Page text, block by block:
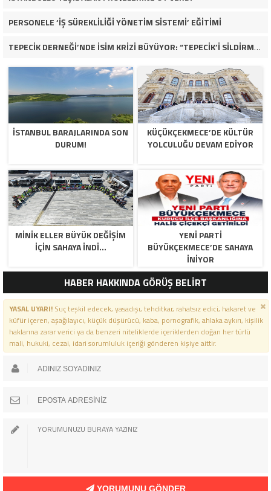
PERSONELE ‘İŞ SÜREKLİLİĞİ YÖNETİM SİSTEMİ’ EĞİTİMİ
TEPECİK DERNEĞİ’NDE İSİM KRİZİ BÜYÜYOR: “TEPECİK’İ SİLDİRMEYECEĞİZ”
İSTANBUL BARAJLARINDA SON
DURUM!
KÜÇÜKÇEKMECE’DE KÜLTÜR
YOLCULUĞU DEVAM EDİYOR
MİNİK ELLER BÜYÜK DEĞİŞİM
İÇİN SAHAYA İNDİ…
YENİ PARTİ
BÜYÜKÇEKMECE’DE SAHAYA
İNİYOR
HABER HAKKINDA GÖRÜŞ BELİRT
YASAL UYARI!Suç teşkil edecek, yasadışı, tehditkar, rahatsız edici, hakaret ve
küfür içeren, aşağılayıcı, küçük düşürücü, kaba, pornografik, ahlaka aykırı, kişilik
haklarına zarar verici ya da benzeri niteliklerde içeriklerden doğan her türlü
mali, hukuki, cezai, idari sorumluluk içeriği gönderen kişiye aittir.
YORUMUNU GÖNDER